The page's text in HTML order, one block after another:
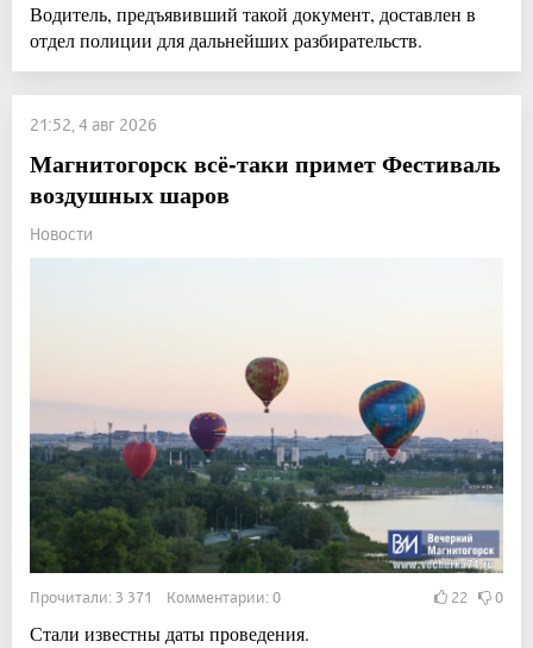
Водитель, предъявивший такой документ, доставлен в
отдел полиции для дальнейших разбирательств.
21:52, 4 авг 2026
Магнитогорск всё-таки примет Фестиваль
воздушных шаров
Новости
Прочитали: 3 371 Комментарии: 0 22 0
Стали известны даты проведения.